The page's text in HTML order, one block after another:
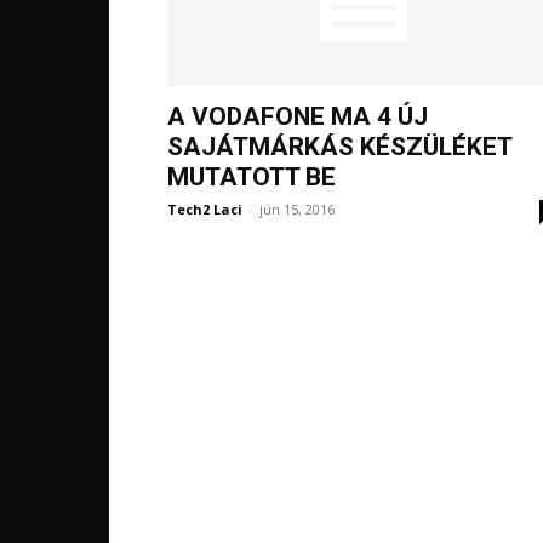
A VODAFONE MA 4 ÚJ
SAJÁTMÁRKÁS KÉSZÜLÉKET
MUTATOTT BE
Tech2 Laci - jún 15, 2016